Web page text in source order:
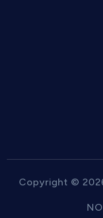
Copyright ©